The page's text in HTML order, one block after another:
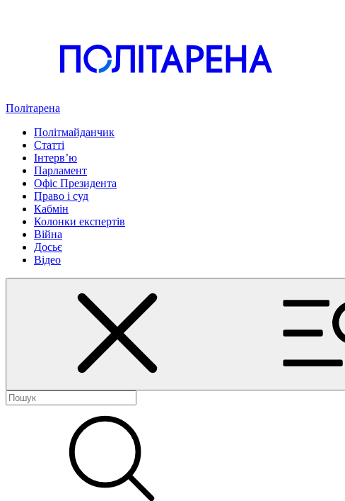
Політарена
Політмайданчик
Статті
Інтервʼю
Парламент
Офіс Президента
Право і суд
Кабмін
Колонки експертів
Війна
Досьє
Відео